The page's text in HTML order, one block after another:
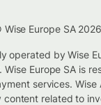
Wise Europe SA 2026
operated by Wise
Wise Europe SA is
services. Wise
content related to